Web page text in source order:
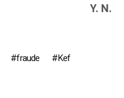
Y. N.
fraude
Kef